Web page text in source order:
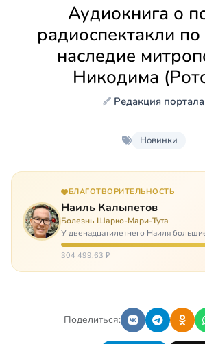
Аудиокнига о
радиоспектакли
наследие
Никодима
Редакция портала
Новинки
БЛАГОТВОРИТЕЛЬНОСТЬ
Наиль Калыпетов
Болезнь Шарко-Мари-Тута
У двенадцатилетнего Наиля
проблемы. Он болен редкой
перед ним множество непростых
304 499,63 ₽
Поделиться: